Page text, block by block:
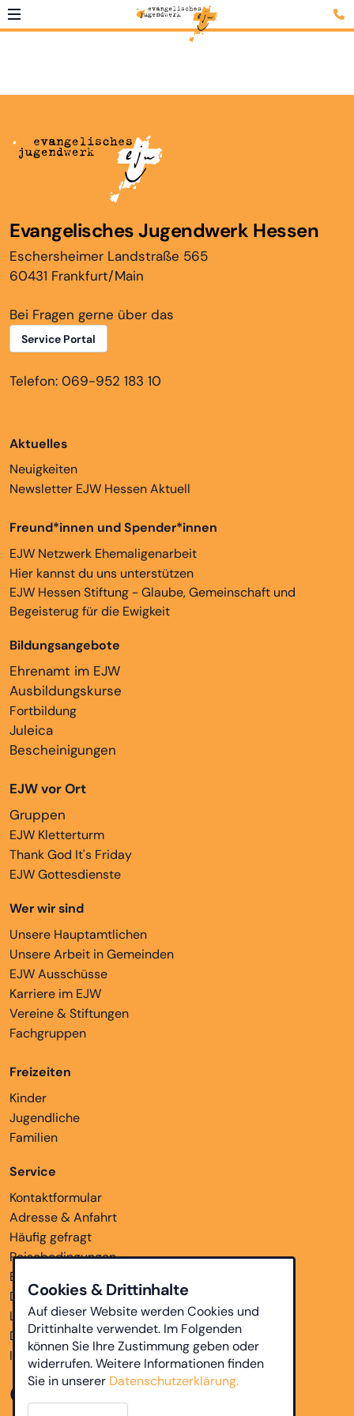
Evangelisches Jugendwerk Hessen
Eschersheimer Landstraße 565
60431 Frankfurt/Main
Bei Fragen gerne über das
Service Portal
Telefon: 069-952 183 10
Aktuelles
Neuigkeiten
Newsletter EJW Hessen Aktuell
Freund*innen und Spender*innen
EJW Netzwerk Ehemaligenarbeit
Hier kannst du uns unterstützen
EJW Hessen Stiftung - Glaube, Gemeinschaft und
Begeisterug für die Ewigkeit
Bildungsangebote
Ehrenamt im EJW
Ausbildungskurse
Fortbildung
Juleica
Bescheinigungen
EJW vor Ort
Gruppen
EJW Kletterturm
Thank God It's Friday
EJW Gottesdienste
Wer wir sind
Unsere Hauptamtlichen
Unsere Arbeit in Gemeinden
EJW Ausschüsse
Karriere im EJW
Vereine & Stiftungen
Fachgruppen
Freizeiten
Kinder
Jugendliche
Familien
Service
Kontaktformular
Adresse & Anfahrt
Häufig gefragt
Reisebedingungen
Bankverbindungen
Downloads
Links
Datenschutz
Impressum
Cookies & Drittinhalte
Auf dieser Website werden Cookies und
Drittinhalte verwendet. Im Folgenden
können Sie Ihre Zustimmung geben oder
widerrufen. Weitere Informationen finden
Sie in unserer Datenschutzerklärung.